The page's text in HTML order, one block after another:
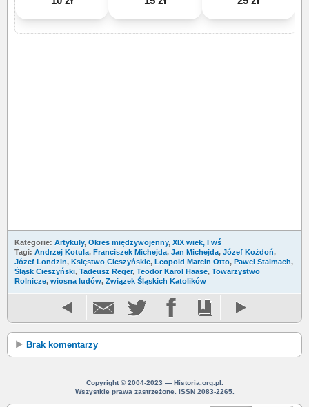
Kategorie: Artykuły, Okres międzywojenny, XIX wiek, I wś
Tagi: Andrzej Kotula, Franciszek Michejda, Jan Michejda, Józef Kożdoń,
Józef Londzin, Księstwo Cieszyńskie, Leopold Marcin Otto, Paweł Stalmach,
Śląsk Cieszyński, Tadeusz Reger, Teodor Karol Haase, Towarzystwo
Rolnicze, wiosna ludów, Związek Śląskich Katolików
Brak komentarzy
Copyright © 2004-2023 — Historia.org.pl.
Wszystkie prawa zastrzeżone. ISSN 2083-2265.